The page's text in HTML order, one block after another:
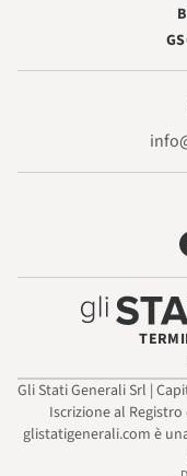
Gli Stati Generali Srl |
Iscrizione al
glistatigenerali.com è